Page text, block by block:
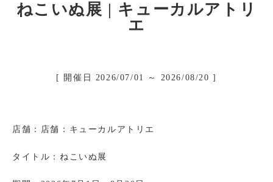
お問い合わせ
イベント募集
個人情報保護方針
ねこいぬ展 | キューカルアトリ
エ
[ 開催日 2026/07/01 ～ 2026/08/20 ]
店舗：店舗：キューカルアトリエ
タイトル：ねこいぬ展